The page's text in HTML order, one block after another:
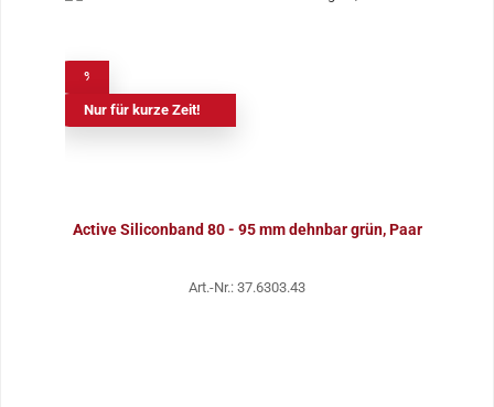
Nur für kurze Zeit!
Active Siliconband 80 - 95 mm dehnbar grün, Paar
Art.-Nr.: 37.6303.43